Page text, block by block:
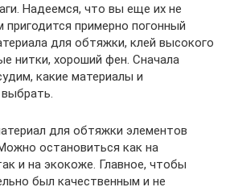
Надеемся, что вы еще их не
пригодится примерно погонный
для обтяжки, клей высокого
нитки, хороший фен. Сначала
какие материалы и
для обтяжки элементов
остановиться как на
и на экокоже. Главное, чтобы
был качественным и не